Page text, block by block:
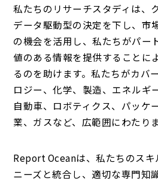
私たちのリサーチスタディは、
データ駆動型の決定を下し、市
の機会を活用し、私たちがパー
値のある情報を提供することに
るのを助けます。私たちがカバ
ロジー、化学、製造、エネルギ
自動車、ロボティクス、パッケ
業、ガスなど、広範囲にわたりま
Report Oceanは、私たちのスキ
ニーズと統合し、適切な専門知